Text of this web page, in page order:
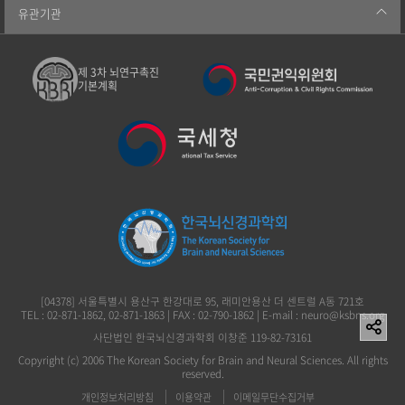
유관기관
제 3차 뇌연구촉진
기본계획
[04378] 서울특별시 용산구 한강대로 95, 래미안용산 더 센트럴 A동 721호
TEL : 02-871-1862, 02-871-1863 | FAX : 02-790-1862 | E-mail : neuro@ksbns.org
사단법인 한국뇌신경과학회 이창준 119-82-73161
Copyright (c) 2006 The Korean Society for Brain and Neural Sciences. All rights
reserved.
개인정보처리방침 이용약관 이메일무단수집거부